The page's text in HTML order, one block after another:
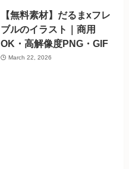
【無料素材】だるまxフレ
ブルのイラスト｜商用
OK・高解像度PNG・GIF
March 22, 2026